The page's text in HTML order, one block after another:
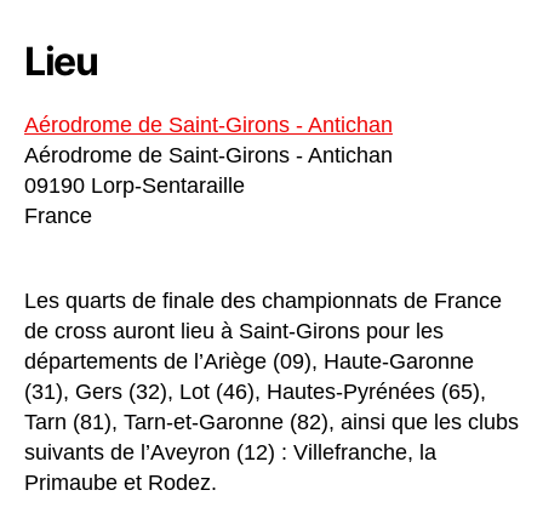
Lieu
Aérodrome de Saint-Girons - Antichan
Aérodrome de Saint-Girons - Antichan
09190 Lorp-Sentaraille
France
Les quarts de finale des championnats de France
de cross auront lieu à Saint-Girons pour les
départements de l’Ariège (09), Haute-Garonne
(31), Gers (32), Lot (46), Hautes-Pyrénées (65),
Tarn (81), Tarn-et-Garonne (82), ainsi que les clubs
suivants de l’Aveyron (12) : Villefranche, la
Primaube et Rodez.